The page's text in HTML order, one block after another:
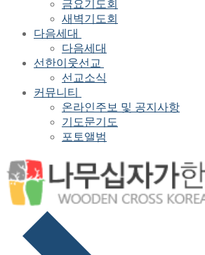
금요기도회
새벽기도회
다음세대
다음세대
선한이웃선교
선교소식
커뮤니티
온라인주보 및 공지사항
기도문기도
포토앨범